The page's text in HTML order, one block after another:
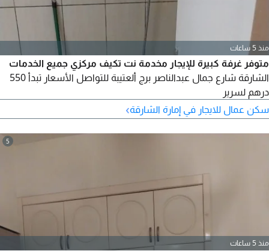
منذ 5 ساعات
متوفر غرفة كبيرة للإيجار مخدمة نت تكيف مركزي جميع الخدمات
الشارقة شارع جمال عبدالناصر برج ألعتيبة للتواصل الأسعار تبدأ 550
درهم لسرير
سكن عمال للايجار في إمارة الشارقة›
5
منذ 5 ساعات